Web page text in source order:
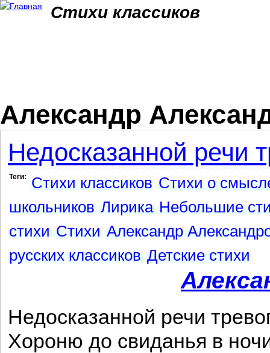
Стихи классиков
Александр
Недосказанной речи
Теги: Стихи классиков Стихи о
школьников Лирика Небольшие
стихи Стихи Александр
русских классиков Детские стихи
Недосказанной речи
Хороню до свиданья в